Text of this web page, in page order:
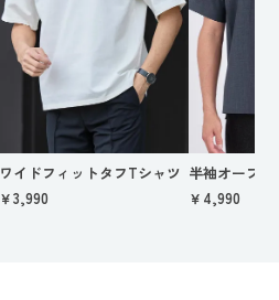
ワイドフィットタフTシャツ
￥3,990
半袖オープ
￥4,990